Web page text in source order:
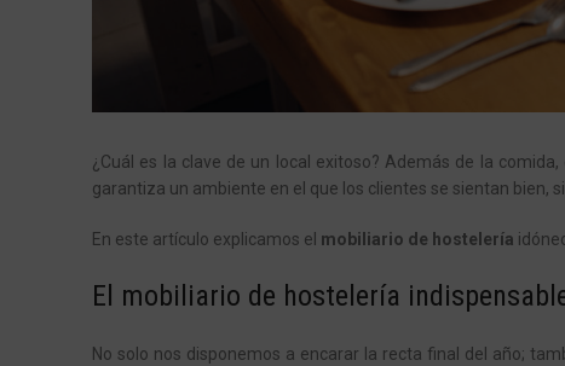
¿Cuál es la clave de un local exitoso? Además de la
garantiza un ambiente en el que los clientes se sientan bien,
En este artículo explicamos el mobiliario de hostelería
El mobiliario de hostelería
No solo nos disponemos a encarar la recta final del año;